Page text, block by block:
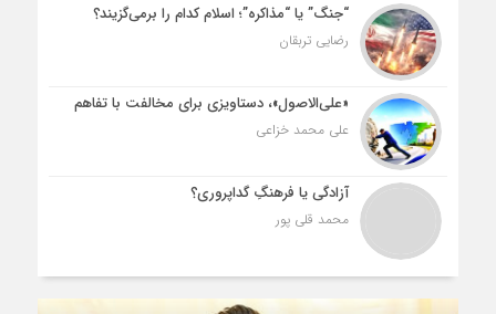
“جنگ” یا “مذاکره”؛ اسلام کدام را برمی‌گزیند؟
رضایی تربقان
«علی‌الاصول»، دستاویزی برای مخالفت با تفاهم
علی محمد خزاعی
آزادگی یا فرهنگِ گداپروری؟
محمد قلی پور